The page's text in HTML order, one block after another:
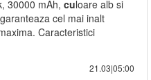
30000 mAh, culoare alb si
cel mai inalt
Caracteristici
21.03|05:00